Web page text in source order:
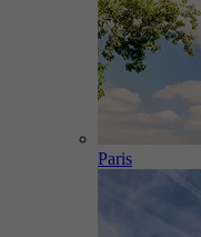
Paris